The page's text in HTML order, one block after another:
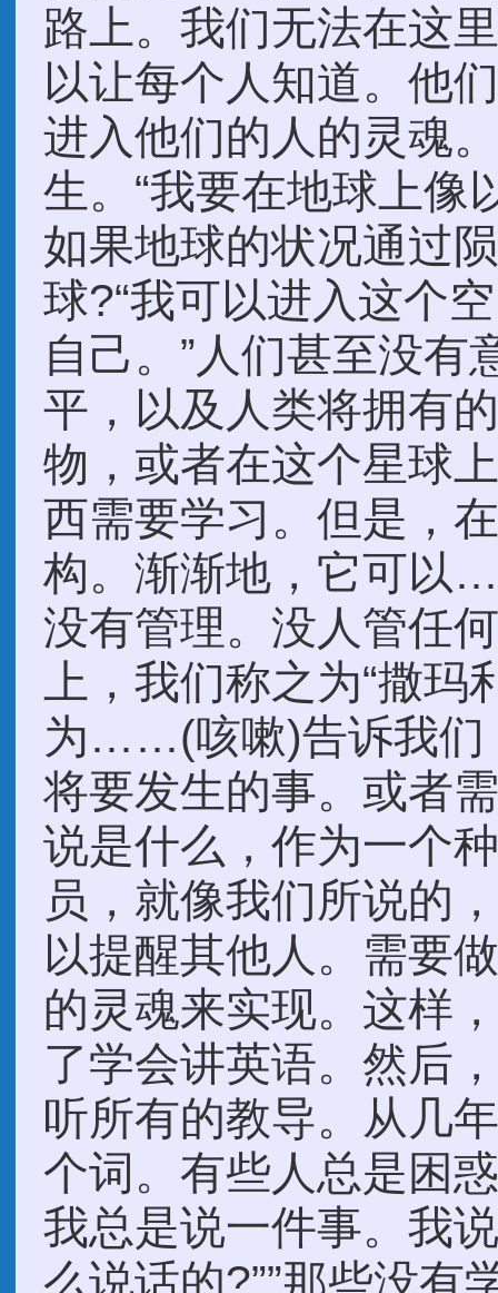
路上。我们无法在这
以让每个人知道。他
进入他们的人的灵魂
生。“我要在地球上像
如果地球的状况通过
球?“我可以进入这个
自己。”人们甚至没有
平，以及人类将拥有
物，或者在这个星球
西需要学习。但是，
构。渐渐地，它可
没有管理。没人管任
上，我们称之为“撒
为……(咳嗽)告诉我们
将要发生的事。或者
说是什么，作为一个
员，就像我们所说的
以提醒其他人。需要
的灵魂来实现。这样
了学会讲英语。然后
听所有的教导。从几
个词。有些人总是困
我总是说一件事。我
么说话的?””那些没有